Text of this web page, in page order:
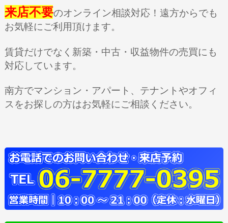
来店不要のオンライン相談対応！遠方からでも
お気軽にご利用頂けます。
賃貸だけでなく新築・中古・収益物件の売買にも
対応しています。
南方でマンション・アパート、テナントやオフィ
スをお探しの方はお気軽にご相談ください。